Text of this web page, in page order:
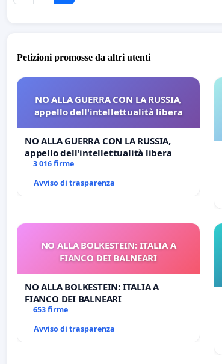
Petizioni promosse da altri utenti
NO ALLA GUERRA CON LA RUSSIA,
appello dell'intellettualità libera
NO ALLA GUERRA CON LA RUSSIA,
appello dell'intellettualità libera
3 016 firme
Avviso di trasparenza
NO ALLA BOLKESTEIN: ITALIA A
FIANCO DEI BALNEARI
NO ALLA BOLKESTEIN: ITALIA A
FIANCO DEI BALNEARI
653 firme
Avviso di trasparenza